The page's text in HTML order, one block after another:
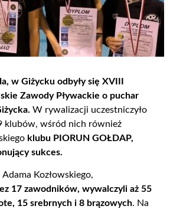
w Giżycku odbyły się XVIII
Zawody Pływackie o puchar
W rywalizacji uczestniczyło
klubów, wśród nich również
klubu PIORUN GOŁDAP,
sukces.
Kozłowskiego,
17 zawodników, wywalczyli aż 55
15 srebrnych i 8 brązowych. Na